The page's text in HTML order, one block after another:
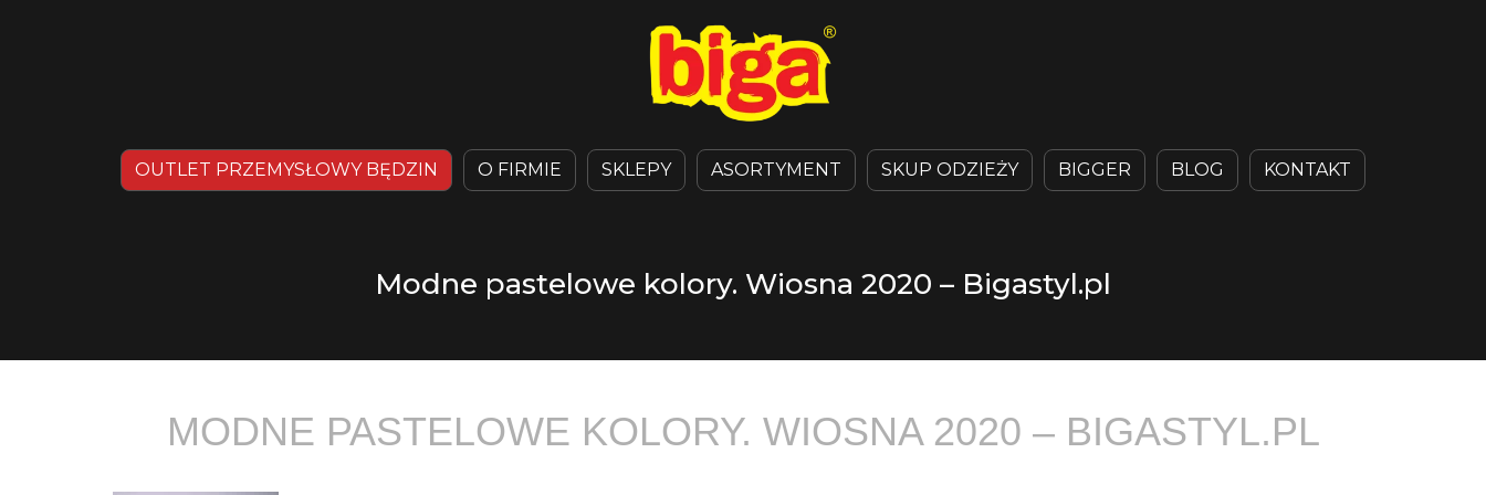
OUTLET PRZEMYSŁOWY BĘDZIN O FIRMIE SKLEPY ASORTYMENT SKUP ODZIEŻY BIGGER BLOG KONTAKT
Modne pastelowe kolory. Wiosna 2020 – Bigastyl.pl
MODNE PASTELOWE KOLORY. WIOSNA 2020 – BIGASTYL.PL